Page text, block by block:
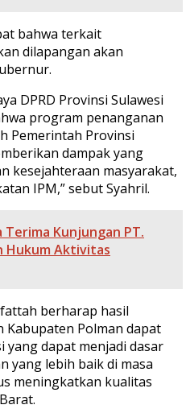
bahwa terkait
dilapangan akan
DPRD Provinsi Sulawesi
program penanganan
Pemerintah Provinsi
dampak yang
kesejahteraan masyarakat,
IPM,” sebut Syahril.
Terima Kunjungan PT.
Hukum Aktivitas
berharap hasil
Kabupaten Polman dapat
yang dapat menjadi dasar
yang lebih baik di masa
meningkatkan kualitas